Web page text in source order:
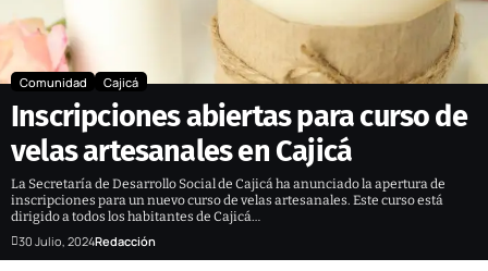
Comunidad Cajicá
Inscripciones abiertas para curso de
velas artesanales en Cajicá
La Secretaría de Desarrollo Social de Cajicá ha anunciado la apertura de
inscripciones para un nuevo curso de velas artesanales. Este curso está
dirigido a todos los habitantes de Cajicá…
30 Julio, 2024Redacción